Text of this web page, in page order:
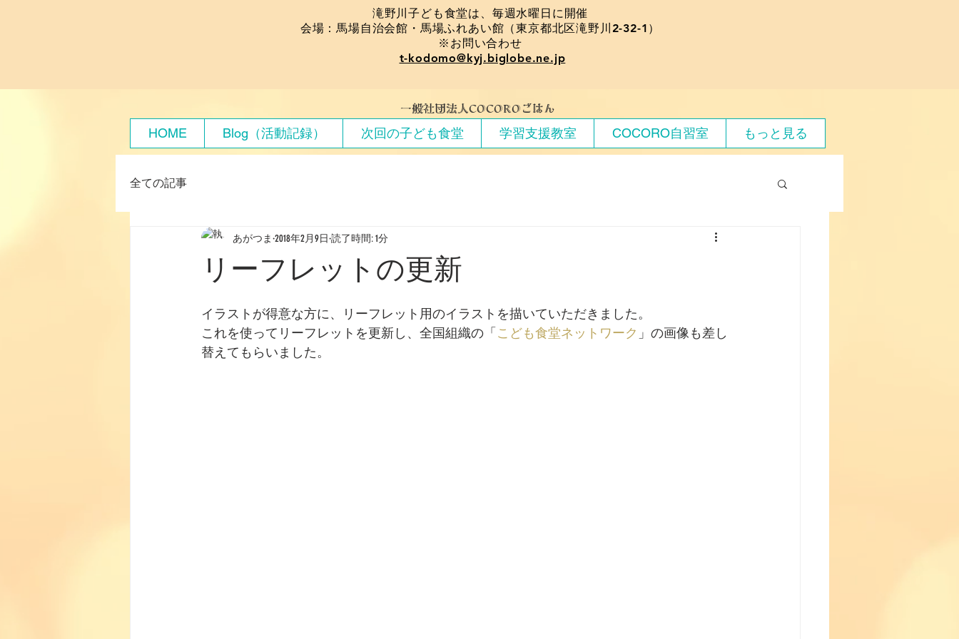
​滝野川子ども食堂は、毎週水曜日に開催
会場：馬場自治会館・馬場ふれあい館（東京都北区滝野川2-32-1）
※お問い合わせ
t-kodomo@kyj.biglobe.ne.jp
​一般社団法人COCOROごはん
HOME Blog（活動記録） 次回の子ども食堂 学習支援教室 COCORO自習室 もっと見る
全ての記事
リーフレットの更新
あがつま 2018年2月9日 読了時間: 1分
イラストが得意な方に、リーフレット用のイラストを描いていただきました。
これを使ってリーフレットを更新し、全国組織の「 こども食堂ネットワーク 」の画像も差し
替えてもらいました。